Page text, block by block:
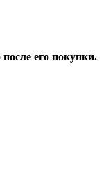
его покупки.